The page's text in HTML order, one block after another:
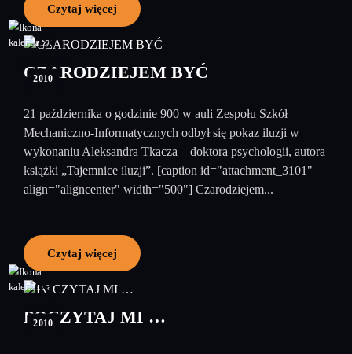
Czytaj więcej
22
2010
CZARODZIEJEM BYĆ
21 października o godzinie 900 w auli Zespołu Szkół
Mechaniczno-Informatycznych odbył się pokaz iluzji w
wykonaniu Aleksandra Tkacza – doktora psychologii, autora
książki „Tajemnice iluzji”. [caption id="attachment_3101"
align="aligncenter" width="500"] Czarodziejem...
Czytaj więcej
09
2010
POCZYTAJ MI …